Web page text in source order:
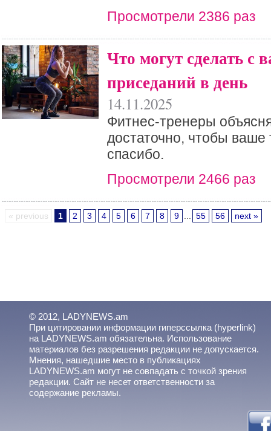
Просмотрели 2386 раз
Что могут сделать с
приседаний в день
14.11.2025
Фитнес-тренеры
достаточно, чтобы ваше
спасибо.
Просмотрели 2466 раз
« previous 1 2 3 4 5 6 7 8 9 55 56 next »
© 2012, LADYNEWS.am
При цитировании информации гиперссылка (hyperlink)
на LADYNEWS.am обязательна. Использование
материалов без разрешения редакции не допускается.
Мнения, нашедшие место в публикациях
LADYNEWS.am могут не совпадать с точкой зрения
редакции. Сайт не несет ответственности за
содержание рекламы.